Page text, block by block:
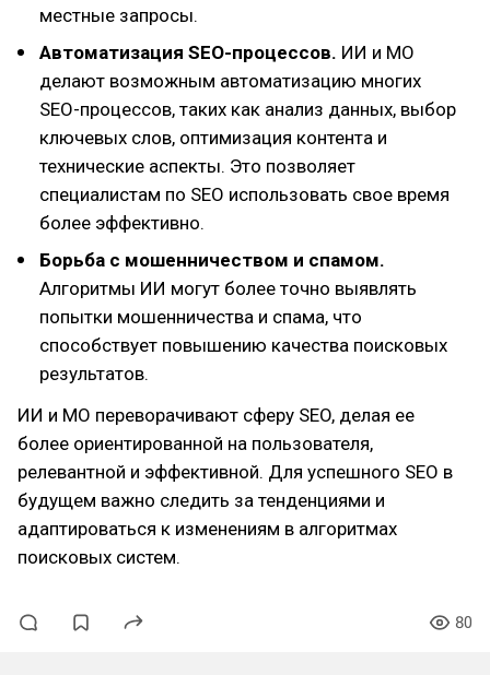
местные запросы.
Автоматизация SEO-процессов. ИИ и МО
делают возможным автоматизацию многих
SEO-процессов, таких как анализ данных, выбор
ключевых слов, оптимизация контента и
технические аспекты. Это позволяет
специалистам по SEO использовать свое время
более эффективно.
Борьба с мошенничеством и спамом.
Алгоритмы ИИ могут более точно выявлять
попытки мошенничества и спама, что
способствует повышению качества поисковых
результатов.
ИИ и МО переворачивают сферу SEO, делая ее
более ориентированной на пользователя,
релевантной и эффективной. Для успешного SEO в
будущем важно следить за тенденциями и
адаптироваться к изменениям в алгоритмах
поисковых систем.
80